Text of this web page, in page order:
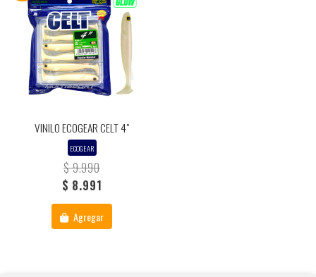
VINILO ECOGEAR CELT 4"
ECOGEAR
$ 9.990
$ 8.991
Agregar